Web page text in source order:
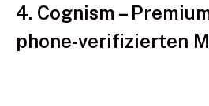
4. Cognism –
phone-verifizierten